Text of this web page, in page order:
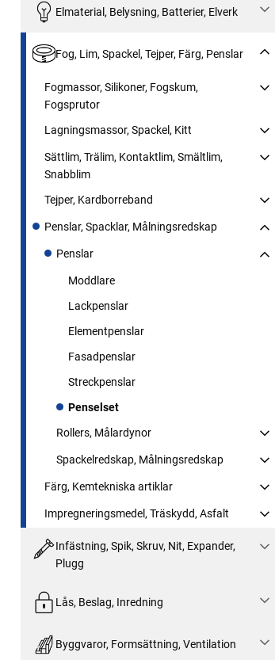
Elmaterial, Belysning, Batterier, Elverk
Fog, Lim, Spackel, Tejper, Färg, Penslar
Fogmassor, Silikoner, Fogskum,
Fogsprutor
Lagningsmassor, Spackel, Kitt
Sättlim, Trälim, Kontaktlim, Smältlim,
Snabblim
Tejper, Kardborreband
Penslar, Spacklar, Målningsredskap
Penslar
Moddlare
Lackpenslar
Elementpenslar
Fasadpenslar
Streckpenslar
Penselset
Rollers, Målardynor
Spackelredskap, Målningsredskap
Färg, Kemtekniska artiklar
Impregneringsmedel, Träskydd, Asfalt
Infästning, Spik, Skruv, Nit, Expander,
Plugg
Lås, Beslag, Inredning
Byggvaror, Formsättning, Ventilation